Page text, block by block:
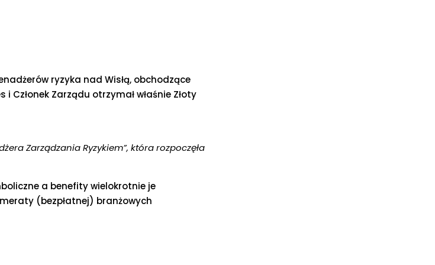
ryzyka nad Wisłą, obchodzące
Zarządu otrzymał właśnie Złoty
Zarządzania Ryzykiem”, która rozpoczęła
a benefity wielokrotnie je
(bezpłatnej) branżowych